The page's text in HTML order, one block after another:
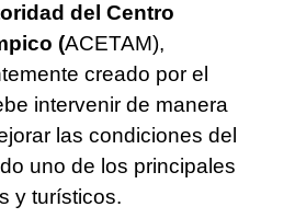
del Centro
(ACETAM),
creado por el
intervenir de manera
las condiciones del
uno de los principales
y turísticos.